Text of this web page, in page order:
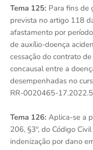
Tema 125: Para fins de
prevista no artigo 118
afastamento por
de auxílio-doença
cessação do contrato
concausal entre a
desempenhadas no
RR-0020465-
Tema 126: Aplica-se a
206, §3º, do Código
indenização por dano